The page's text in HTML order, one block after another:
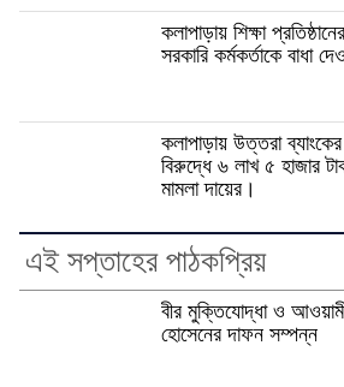
কলাপাড়ায় শিক্ষা
সরকারি কর্মকর্তাকে বাধা
কলাপাড়ায় উত্তরা
বিরুদ্ধে ৬ লাখ ৫ হাজার
মামলা দায়ের।
এই সপ্তাহের পাঠকপ্রিয়
বীর মুক্তিযোদ্ধা ও
হোসেনের দাফন সম্পন্ন